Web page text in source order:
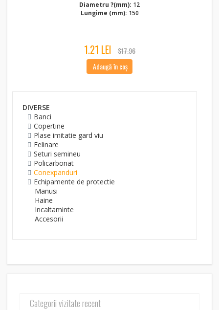
Diametru ?(mm): 12
Lungime (mm): 150
1.21 LEI
$17.96
Adaugă în coș
DIVERSE
Banci
Copertine
Plase imitatie gard viu
Felinare
Seturi semineu
Policarbonat
Conexpanduri
Echipamente de protectie
Manusi
Haine
Incaltaminte
Accesorii
Categorii vizitate recent